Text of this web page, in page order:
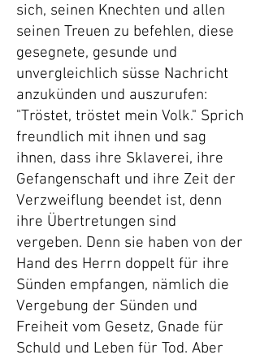
sich, seinen Knechten und allen
seinen Treuen zu befehlen, diese
gesegnete, gesunde und
unvergleichlich süsse Nachricht
anzukünden und auszurufen:
"Tröstet, tröstet mein Volk." Sprich
freundlich mit ihnen und sag
ihnen, dass ihre Sklaverei, ihre
Gefangenschaft und ihre Zeit der
Verzweiflung beendet ist, denn
ihre Übertretungen sind
vergeben. Denn sie haben von der
Hand des Herrn doppelt für ihre
Sünden empfangen, nämlich die
Vergebung der Sünden und
Freiheit vom Gesetz, Gnade für
Schuld und Leben für Tod. Aber